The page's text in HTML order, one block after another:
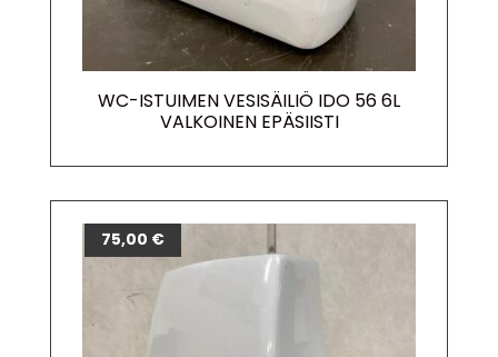
WC-ISTUIMEN VESISÄILIÖ IDO 56 6L
VALKOINEN EPÄSIISTI
75,00 €